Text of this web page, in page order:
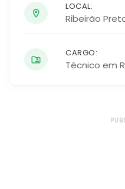
LOCAL:
Ribeirão
CARGO:
Técnico em